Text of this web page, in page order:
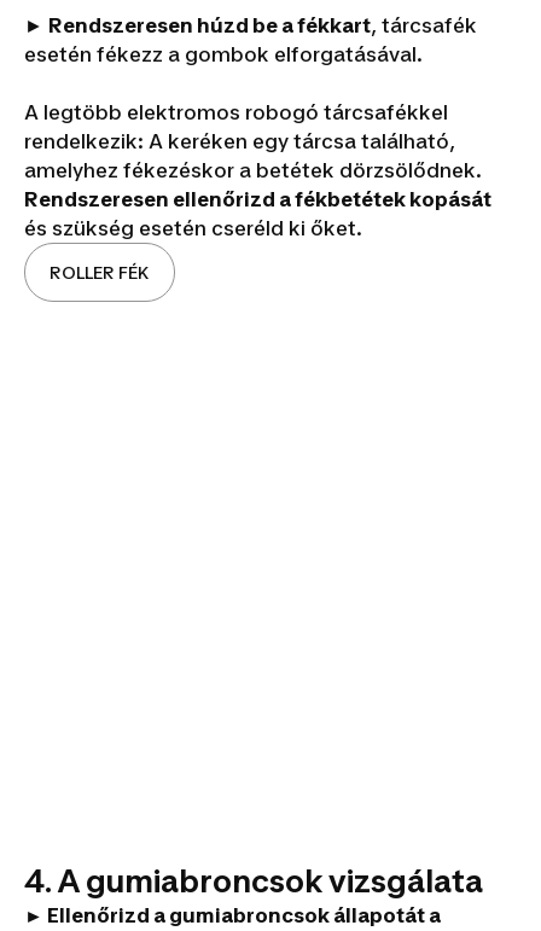
► Rendszeresen húzd be a fékkart, tárcsafék
esetén fékezz a gombok elforgatásával.
A legtöbb elektromos robogó tárcsafékkel
rendelkezik: A keréken egy tárcsa található,
amelyhez fékezéskor a betétek dörzsölődnek.
Rendszeresen ellenőrizd a fékbetétek kopását
és szükség esetén cseréld ki őket.
ROLLER FÉK
4. A gumiabroncsok vizsgálata
► Ellenőrizd a gumiabroncsok állapotát a